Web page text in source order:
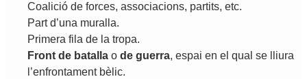
Coalició de forces, associacions, partits, etc.
Part d’una muralla.
Primera fila de la tropa.
Front de batalla o de guerra, espai en el qual se
lliura
’enfrontament bèlic.